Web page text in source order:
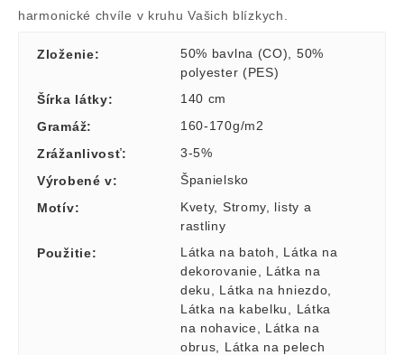
harmonické chvíle v kruhu Vašich blízkych.
Zloženie: 50% bavlna (CO)
50%
polyester (PES)
Šírka látky:
140 cm
Gramáž:
160-170g/m2
Zrážanlivosť:
3-5%
Výrobené v:
Španielsko
Motív: Kvety, Stromy, listy a
rastliny
Použitie: Látka na batoh
Látka na
dekorovanie
Látka na
deku
Látka na hniezdo
Látka na kabelku
Látka
na nohavice
Látka na
obrus
Látka na pelech